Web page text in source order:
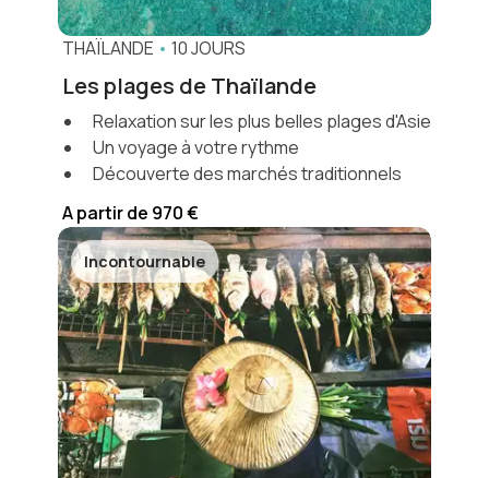
THAÏLANDE • 10 JOURS
Les plages de Thaïlande
Relaxation sur les plus belles plages d'Asie
Un voyage à votre rythme
Découverte des marchés traditionnels
A partir de 970 €
Incontournable